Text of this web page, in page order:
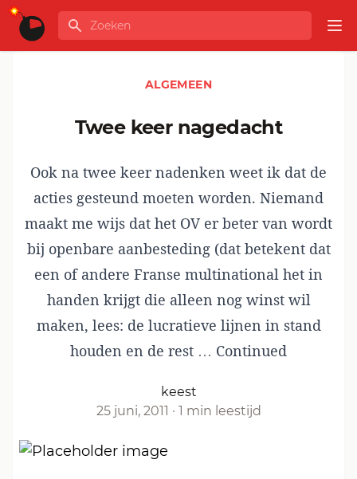
Ga naar de inhoud
GLOBALINFO
Zoeken
ALGEMEEN
twee keer nagedacht
Ook na twee keer nadenken weet ik dat de
acties gesteund moeten worden. Niemand
maakt me wijs dat het OV er beter van wordt
bij openbare aanbesteding (dat betekent dat
een of andere Franse multinational het in
handen krijgt die alleen nog winst wil
maken, lees: de lucratieve lijnen in stand
houden en de rest … Continued
keest
25 juni, 2011 · 1 min leestijd